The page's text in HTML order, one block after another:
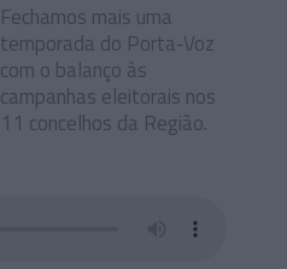
Fechamos mais uma
temporada do Porta-Voz
com o balanço às
campanhas eleitorais nos
11 concelhos da Região.